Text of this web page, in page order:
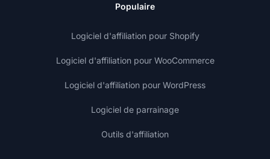
Populaire
Logiciel d'affiliation pour Shopify
Logiciel d'affiliation pour WooCommerce
Logiciel d'affiliation pour WordPress
Logiciel de parrainage
Outils d'affiliation